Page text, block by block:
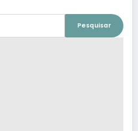
Pesquisar